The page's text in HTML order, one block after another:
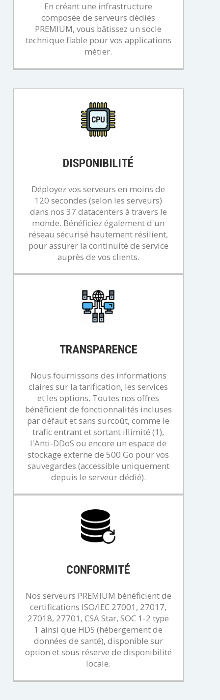
En créant une infrastructure
composée de serveurs dédiés
PREMIUM, vous bâtissez un socle
technique fiable pour vos applications
métier.
DISPONIBILITÉ
Déployez vos serveurs en moins de
120 secondes (selon les serveurs)
dans nos 37 datacenters à travers le
monde. Bénéficiez également d'un
réseau sécurisé hautement résilient,
pour assurer la continuité de service
auprès de vos clients.
TRANSPARENCE
Nous fournissons des informations
claires sur la tarification, les services
et les options. Toutes nos offres
bénéficient de fonctionnalités incluses
par défaut et sans surcoût, comme le
trafic entrant et sortant illimité (1),
l'Anti-DDoS ou encore un espace de
stockage externe de 500 Go pour vos
sauvegardes (accessible uniquement
depuis le serveur dédié).
CONFORMITÉ
Nos serveurs PREMIUM bénéficient de
certifications ISO/IEC 27001, 27017,
27018, 27701, CSA Star, SOC 1-2 type
1 ainsi que HDS (hébergement de
données de santé), disponible sur
option et sous réserve de disponibilité
locale.